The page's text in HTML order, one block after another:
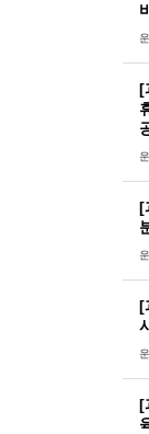
[
[
[
[